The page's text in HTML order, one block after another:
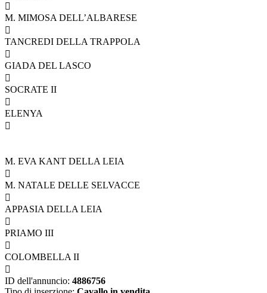

M. MIMOSA DELL’ALBARESE

TANCREDI DELLA TRAPPOLA

GIADA DEL LASCO

SOCRATE II

ELENYA

M. EVA KANT DELLA LEIA

M. NATALE DELLE SELVACCE

APPASIA DELLA LEIA

PRIAMO III

COLOMBELLA II

ID dell'annuncio: 4886756